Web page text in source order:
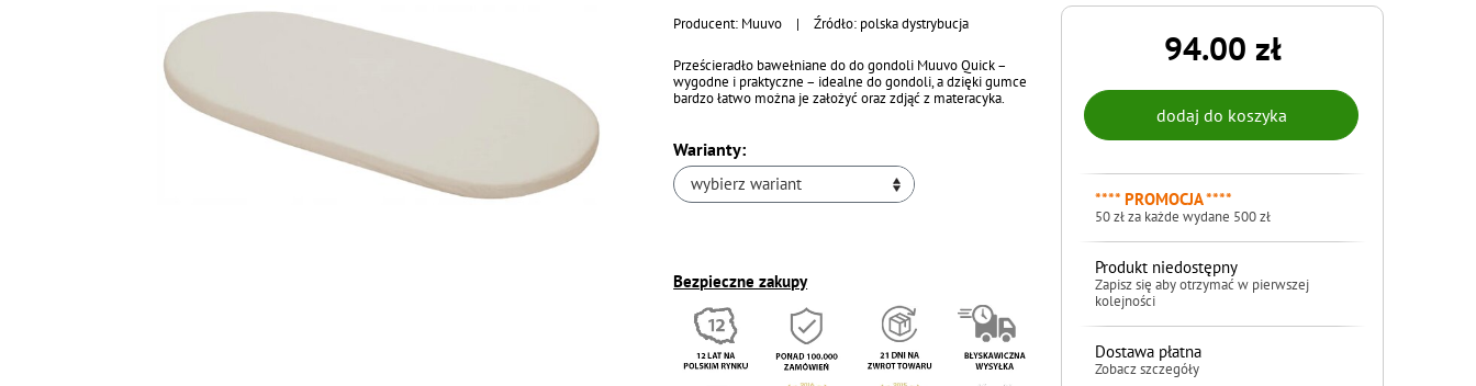
Producent: Muuvo | Źródło: polska dystrybucja
Prześcieradło bawełniane do do gondoli Muuvo Quick –
wygodne i praktyczne – idealne do gondoli, a dzięki gumce
bardzo łatwo można je założyć oraz zdjąć z materacyka.
Warianty:
wybierz wariant
Bezpieczne zakupy
94.00 zł
**** PROMOCJA ****
50 zł za każde wydane 500 zł
Produkt niedostępny
Zapisz się aby otrzymać w pierwszej
kolejności
Dostawa płatna
Zobacz szczegóły